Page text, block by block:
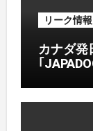
リーク情報
カナダ発
｢
トナムで